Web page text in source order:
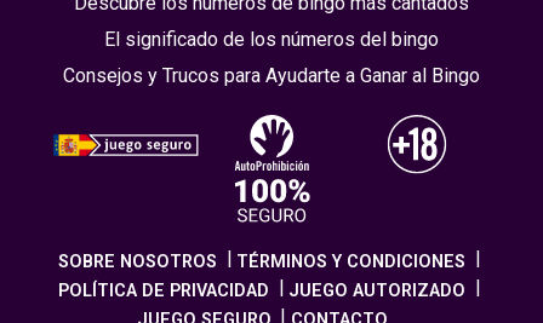
El significado de los números del bingo
Consejos y Trucos para Ayudarte a Ganar al Bingo
SOBRE NOSOTROS
TÉRMINOS Y CONDICIONES
POLÍTICA DE PRIVACIDAD
JUEGO AUTORIZADO